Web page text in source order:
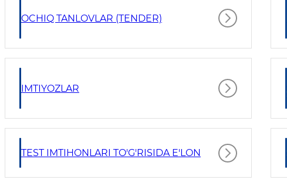
OCHIQ TANLOVLAR (TENDER)
IMTIYOZLAR
TEST IMTIHONLARI TO'G'RISIDA E'LON